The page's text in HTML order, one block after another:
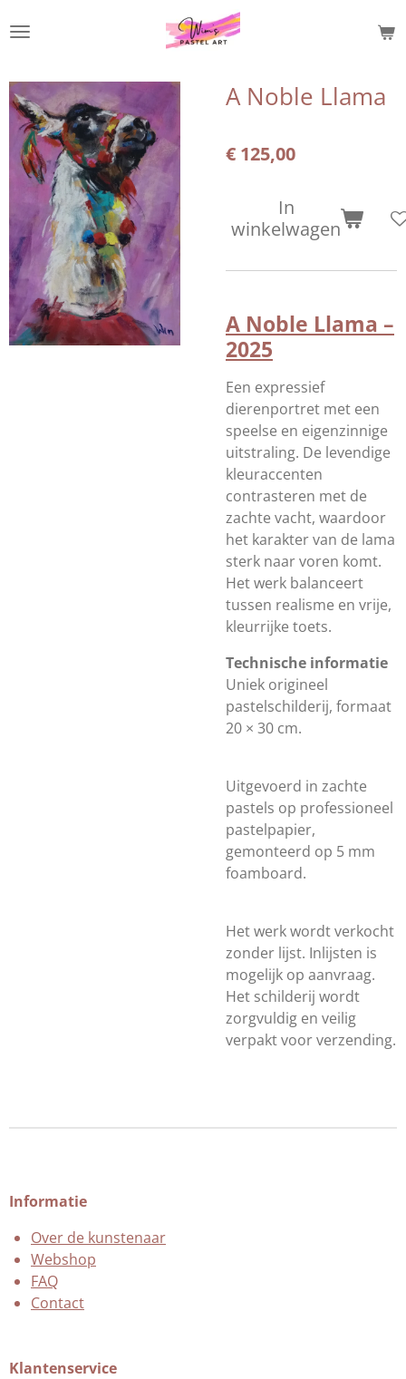
direct
de
hoofdinhoud
A Noble Llama
€ 125,00
In
winkelwagen
A Noble Llama –
2025
Een expressief
dierenportret met een
speelse en eigenzinnige
uitstraling. De levendige
kleuraccenten
contrasteren met de
zachte vacht, waardoor
het karakter van de lama
sterk naar voren komt.
Het werk balanceert
tussen realisme en vrije,
kleurrijke toets.
Technische informatie
Uniek origineel
pastelschilderij, formaat
20 × 30 cm.
Uitgevoerd in zachte
pastels op professioneel
pastelpapier,
gemonteerd op 5 mm
foamboard.
Het werk wordt verkocht
zonder lijst. Inlijsten is
mogelijk op aanvraag.
Het schilderij wordt
zorgvuldig en veilig
verpakt voor verzending.
Informatie
Over de kunstenaar
Webshop
FAQ
Contact
Klantenservice